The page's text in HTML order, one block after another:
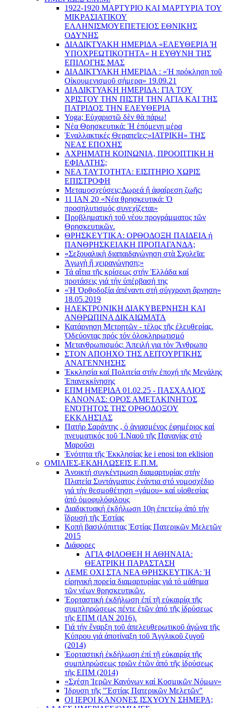
1922-1920 ΜΑΡΤΥΡΙΟ ΚΑI ΜΑΡΤΥΡIΑ ΤΟΥ
ΜΙΚΡΑΣΙΑΤΙΚΟΥ
EΛΛΗΝΙΣΜΟΥEΠEΤΕΙΟΣ EΘΝΙΚHΣ
O∆YΝΗΣ
ΔΙΑΔΙΚΤΥΑΚΗ ΗΜΕΡΙΔΑ «EΛΕΥΘΕΡΙΑ Ή
YΠΟΧΡΕΩΤΙΚΟΤΗΤΑ» Η ΕΥΘΥΝΗ ΤΗΣ
EΠΙΛΟΓΗΣ ΜΑΣ
ΔΙΑΔΙΚΤΥΑΚΗ ΗΜΕΡΙΔΑ : «Ἡ πρόκληση τοῦ
Οἰκουμενισμοῦ σήμερα» 19.09.21
ΔΙΑΔΙΚΤΥΑΚΗ ΗΜΕΡΙΔΑ: ΓΙΑ ΤΟΥ
ΧΡΙΣΤΟΥ ΤΗΝ ΠΙΣΤΗ ΤΗΝ ΑΓΙΑ ΚΑΙ ΤΗΣ
ΠΑΤΡΙΔΟΣ ΤΗΝ ΕΛΕΥΘΕΡΙΑ
Yoga; Εὐχαριστῶ δὲν θὰ πάρω!
Νέα Θρησκευτικά: Ἡ ἑπόμενη μέρα
Ἐναλλακτικές Θεραπεῖες:«ΙΑΤΡΙΚΗ» ΤΗΣ
ΝΕΑΣ ΕΠΟΧΗΣ
ΑΧΡΗΜΑΤΗ ΚΟΙΝΩΝΙΑ, ΠΡΟΟΠΤΙΚΗ Η
ΕΦΙΑΛΤΗΣ;
ΝΕΑ ΤΑΥΤΟΤΗΤΑ: ΕΙΣΙΤΗΡΙΟ ΧΩΡΙΣ
ΕΠΙΣΤΡΟΦΗ
Μεταμοσχεύσεις:Δωρεά ἤ ἀφαίρεση ζωῆς;
11 ΙΑΝ 20 «Νέα θρησκευτικά: Ὁ
προσηλυτισμός συνεχίζεται»
Προβληματική τοῦ νέου προγράμματος τῶν
Θρησκευτικῶν.
ΘΡΗΣΚΕΥΤΙΚΑ: ΟΡΘΟΔΟΞΗ ΠΑΙΔΕΙΑ ή
ΠΑΝΘΡΗΣΚΕΙΑΚΗ ΠΡΟΠΑΓΑΝΔΑ;
«Σεξουαλικὴ διαπαιδαγώγηση στὰ Σχολεῖα:
Ἀγωγὴ ἢ χειραγώγηση;»
Τά αἴτια τῆς κρίσεως στήν Ἑλλάδα καί
προτάσεις γιά τήν ὑπέρβασή της
«Ἡ Ὀρθοδοξία ἀπέναντι στή σύγχρονη ἄρνηση»
18.05.2019
ΗΛΕΚΤΡΟΝΙΚΗ ΔΙΑΚΥΒΕΡΝΗΣΗ ΚΑΙ
ΑΝΘΡΩΠΙΝΑ ΔΙΚΑΙΩΜΑΤΑ
Κατάργηση Μετρητῶν - τέλος τῆς ἐλευθερίας.
Ὁδεύοντας πρός τόν ὁλοκληρωτισμό
Μετανθρωπισμός: Ἀπειλή για τὸν Ἂνθρωπο
ΣΤΟΝ ΑΠΟΗΧΟ ΤΗΣ ΛΕΙΤΟΥΡΓΙΚΗΣ
ΑΝΑΓΕΝΝΗΣΗΣ
Ἐκκλησία καί Πολιτεία στήν ἐποχή τῆς Μεγάλης
Ἐπανεκκίνησης
ΕΠΜ ΗΜΕΡΙΔΑ 01.02.25 - ΠΑΣΧΑΛΙΟΣ
ΚΑΝΟΝΑΣ: ΟΡΟΣ ΑΜΕΤΑΚΙΝΗΤΟΣ
ΕΝΌΤΗΤΟΣ ΤΗΣ ΟΡΘΟΔΟΞΟΥ
ΕΚΚΛΗΣΊΑΣ
Πατήρ Σαράντης , ὁ ἁγιασμένος ἐφημέριος καί
πνευματικός τοῦ Ἱ.Ναοῦ τῆς Παναγίας στό
Μαροῦσι
Ἑνότητα τῆς Ἐκκλησίας ke i enosi ton eklision
ΟΜΙΛΙΕΣ-ΕΚΔΗΛΩΣΕΙΣ Ε.Π.Μ.
Ἀνοικτή συγκέντρωση διαμαρτυρίας στήν
Πλατεία Συντάγματος ἐνάντια στό νομοσχέδιο
γιά τήν θεσμοθέτηση «γάμου» καί υἱοθεσίας
ἀπό ὁμοφυλόφιλους
Διαδικτυακή ἐκδήλωση 10ῃ ἐπετείῳ ἀπό τήν
ἵδρυσή τῆς Ἑστίας
Κοπή βασιλόπιττας Ἑστίας Πατερικῶν Μελετῶν
2015
Διάφορες
ΑΓΙΑ ΦΙΛΟΘΕΗ Η ΑΘΗΝΑΙΑ:
ΘΕΑΤΡΙΚΗ ΠΑΡΑΣΤΑΣΗ
ΛΕΜΕ ΟΧΙ ΣΤΑ ΝΕΑ ΘΡΗΣΚΕΥΤΙΚΑ: Ἡ
εἰρηνική πορεία διαμαρτυρίας γιά τό μάθημα
τῶν νέων θρησκευτικῶν.
Ἑορταστική ἐκδήλωση ἐπί τῇ εὐκαιρίᾳ τῆς
συμπληρώσεως πέντε ἐτῶν ἀπό τῆς ἱδρύσεως
τῆς ΕΠΜ (ΙΑΝ 2016).
Γιά τήν ἔναρξη τοῦ ἀπελευθερωτικοῦ ἀγώνα τῆς
Κύπρου γιά ἀποτίναξη τοῦ Ἀγγλικοῦ ζυγοῦ
(2014)
Ἑορταστική ἐκδήλωση ἐπί τῇ εὐκαιρίᾳ τῆς
συμπληρώσεως τριῶν ἐτῶν ἀπό τῆς ἱδρύσεως
τῆς ΕΠΜ (2014)
«Σχέση Ἱερῶν Κανόνων καί Κοσμικῶν Νόμων»
Ίδρυση τῆς "Ἑστίας Πατερικῶν Μελετῶν"
ΟΙ ΙΕΡΟΙ ΚΑΝΟΝΕΣ ΙΣΧΥΟΥΝ ΣΗΜΕΡΑ;